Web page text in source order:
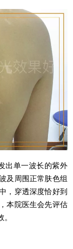
出单一波长的紫外
及周围正常肤色组
，穿透深度恰好到
本院医生会先评估